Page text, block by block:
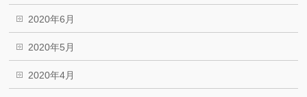
2020年6月
2020年5月
2020年4月